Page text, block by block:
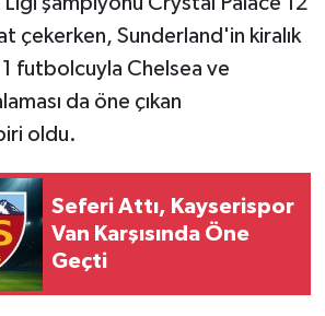
çekerken, Sunderland'in kiralık
futbolcuyla Chelsea ve
da öne çıkan
oldu.
Seferi Attı, Kayserispor
Van Karşısında Öne
Geçti